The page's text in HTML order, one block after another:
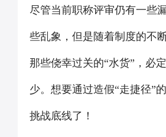
尽管当前职称评审仍有一些
些乱象，但是随着制度的不
那些侥幸过关的“水货”，必
少。想要通过造假“走捷径”
挑战底线了！